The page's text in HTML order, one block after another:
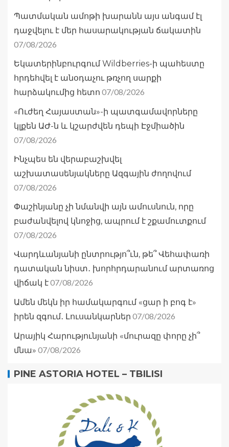
Պատմական ամոթի խարանն այս անգամ էլ
դաջվելու է մեր հասարակության ճակատին
07/08/2026
Եկատերինբուրգում Wildberries-ի պահեստը
հրդեհվել է անօդաչու թռչող սարքի
հարձակումից հետո 07/08/2026
«Ուժեղ Հայաստան»-ի պատգամավորները
կլքեն ԱԺ-ն և կշարժվեն դեպի Էջմիածին
07/08/2026
Ինչպես են վերաբաշխվել
աշխատասենյակները Ազգային ժողովում
07/08/2026
Փաշինյանը չի նմանվի այն ամուսնուն, որը
բաժանվելով կնոջից, ապրում է շքամուտքում
07/08/2026
Վարդևանյանի ընտրությո՞ւն, թե՞ Վեհափառի
դատական նիստ․ խորհրդարանում արտառոց
վիճակ է07/08/2026
Ամեն մեկն իր համակարգում «ցար ի բոգ է»
իրեն զգում․ Լուսանկարներ 07/08/2026
Արայիկ Հարությունյանի «մուրազը փորը չի՞
մնա» 07/08/2026
PINE ASTORIA HOTEL – TBILISI